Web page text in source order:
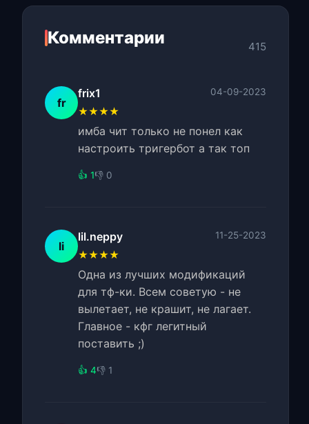
Комментарии 415
fr
frix1 04-09-2023
★★★★
имба чит только не понел как
настроить тригербот а так топ
👍 1👎 0
li
lil.neppy 11-25-2023
★★★★
Одна из лучших модификаций
для тф-ки. Всем советую - не
вылетает, не крашит, не лагает.
Главное - кфг легитный
поставить ;)
👍 4👎 1